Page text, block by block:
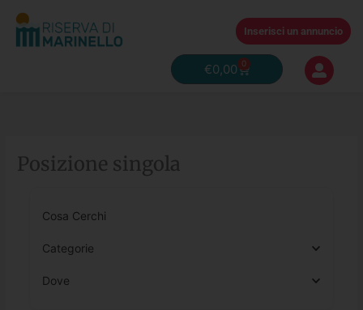
contenuto
Inserisci un annuncio
€0,00 0
Carrello
Posizione singola
Cosa Cerchi
Categorie
Dove